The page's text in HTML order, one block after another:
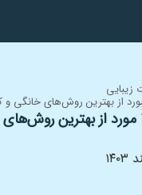
زیبایی
رفع زردی دندان در یک روز؛ معرفی ۱۵ مورد از بهترین روش‌های